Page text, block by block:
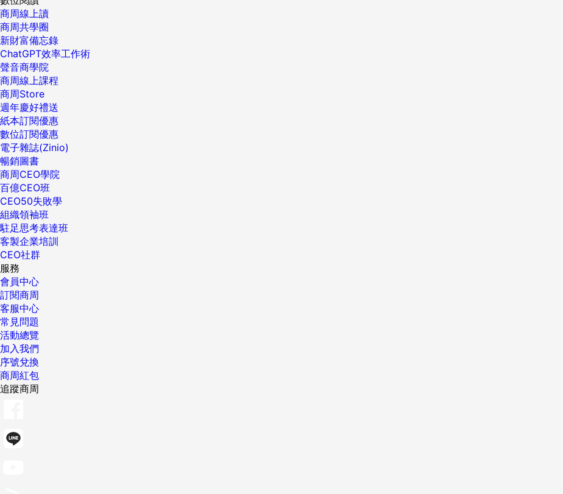
商周線上讀
商周共學圈
新財富備忘錄
ChatGPT效率工作術
聲音商學院
商周線上課程
商周Store
週年慶好禮送
紙本訂閱優惠
數位訂閱優惠
電子雜誌(Zinio)
暢銷圖書
商周CEO學院
百億CEO班
CEO50失敗學
組織領袖班
駐足思考表達班
客製企業培訓
CEO社群
服務
會員中心
訂閱商周
客服中心
常見問題
活動總覽
加入我們
序號兌換
商周紅包
追蹤商周